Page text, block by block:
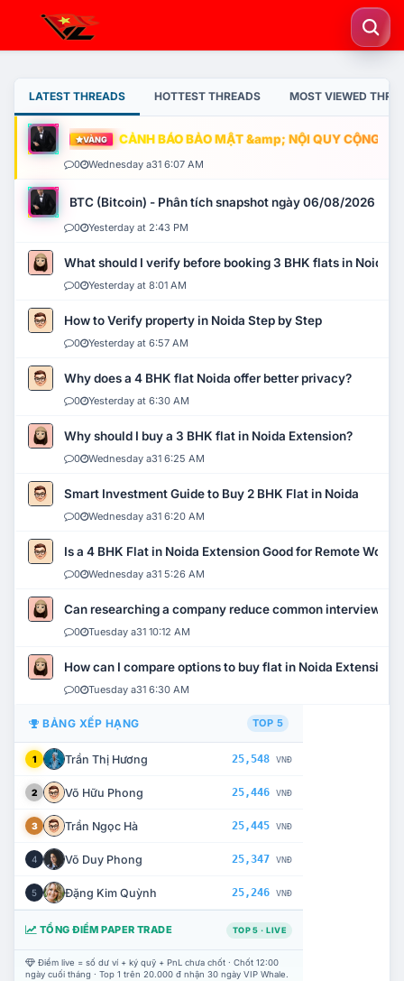
LATEST THREADS HOTTEST THREADS MOST VIEWED
VÀNG CẢNH BÁO BẢO MẬT &amp; NỘI QUY CỘNG
0 Wednesday a31 6:07 AM
BTC (Bitcoin) - Phân tích snapshot ngày 06/08/2026
0 Yesterday at 2:43 PM
What should I verify before booking 3 BHK flats in Noida?
0 Yesterday at 8:01 AM
How to Verify property in Noida Step by Step
0 Yesterday at 6:57 AM
Why does a 4 BHK flat Noida offer better privacy?
0 Yesterday at 6:30 AM
Why should I buy a 3 BHK flat in Noida Extension?
0 Wednesday a31 6:25 AM
Smart Investment Guide to Buy 2 BHK Flat in Noida
0 Wednesday a31 6:20 AM
Is a 4 BHK Flat in Noida Extension Good for Remote Work?
0 Wednesday a31 5:26 AM
Can researching a company reduce common interview
0 Tuesday a31 10:12 AM
How can I compare options to buy flat in Noida Extension?
0 Tuesday a31 6:30 AM
BẢNG XẾP HẠNG TOP 5
1 Trần Thị Hương 25,548 VNĐ
2 Võ Hữu Phong 25,446 VNĐ
3 Trần Ngọc Hà 25,445 VNĐ
4 Võ Duy Phong 25,347 VNĐ
5 Đặng Kim Quỳnh 25,246 VNĐ
TỔNG ĐIỂM PAPER TRADE TOP 5 · LIVE
Điểm live = số dư ví + ký quỹ + PnL chưa chốt · Chốt 12:00
ngày cuối tháng · Top 1 trên 20.000 đ nhận 30 ngày VIP Whale.